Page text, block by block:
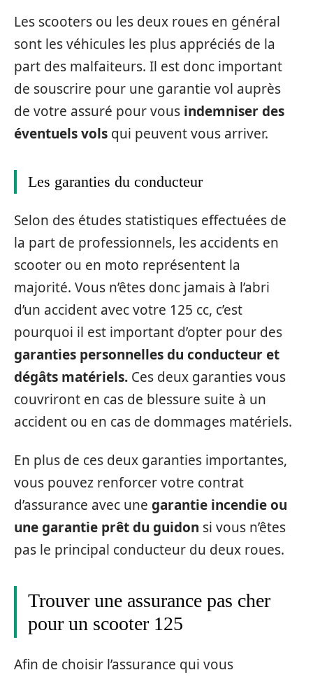
Les scooters ou les deux roues en général
sont les véhicules les plus appréciés de la
part des malfaiteurs. Il est donc important
de souscrire pour une garantie vol auprès
de votre assuré pour vous indemniser des
éventuels vols qui peuvent vous arriver.
Les garanties du conducteur
Selon des études statistiques effectuées de
la part de professionnels, les accidents en
scooter ou en moto représentent la
majorité. Vous n’êtes donc jamais à l’abri
d’un accident avec votre 125 cc, c’est
pourquoi il est important d’opter pour des
garanties personnelles du conducteur et
dégâts matériels. Ces deux garanties vous
couvriront en cas de blessure suite à un
accident ou en cas de dommages matériels.
En plus de ces deux garanties importantes,
vous pouvez renforcer votre contrat
d’assurance avec une garantie incendie ou
une garantie prêt du guidon si vous n’êtes
pas le principal conducteur du deux roues.
Trouver une assurance pas cher
pour un scooter 125
Afin de choisir l’assurance qui vous